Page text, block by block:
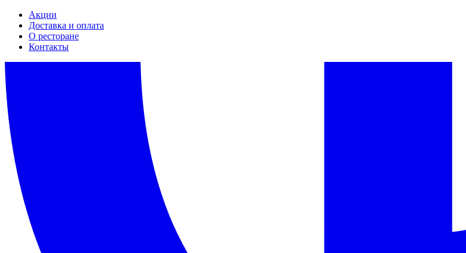
Акции
Доставка и оплата
О ресторане
Контакты